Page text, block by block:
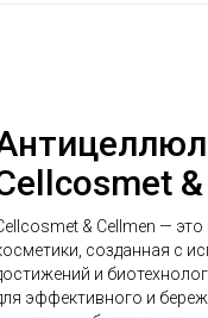
& Cellmen —
созданная с
и
эффективного и